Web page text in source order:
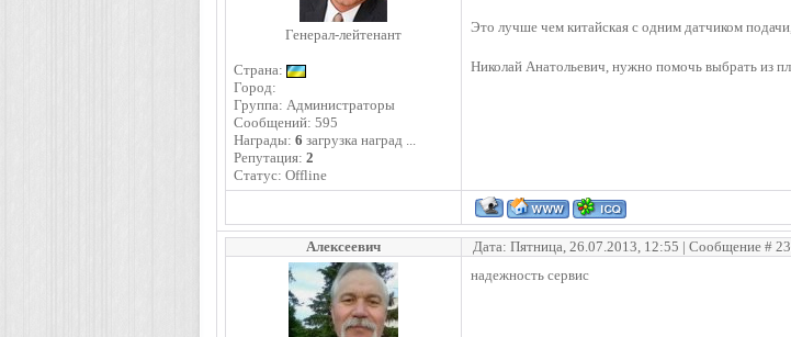
Генерал-лейтенант
Страна:
Город:
Группа: Администраторы
Сообщений: 595
Награды: 6 загрузка наград ...
Репутация: 2
Статус: Offline
Это лучше чем китайская с одним датчиком
Николай Анатольевич, нужно помочь выбрать из
Алексеевич Дата: Пятница, 26.07.2013, 12:55 | Сообщение # 23
надежность сервис